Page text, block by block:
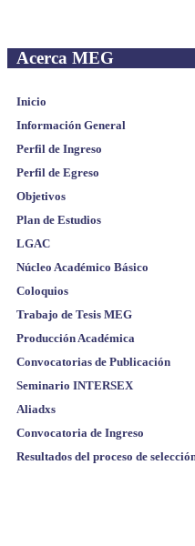
Acerca MEG
Inicio
Información General
Perfil de Ingreso
Perfil de Egreso
Objetivos
Plan de Estudios
LGAC
Núcleo Académico Básico
Coloquios
Trabajo de Tesis MEG
Producción Académica
Convocatorias de Publicación
Seminario INTERSEX
Aliadxs
Convocatoria de Ingreso
Resultados del proceso de